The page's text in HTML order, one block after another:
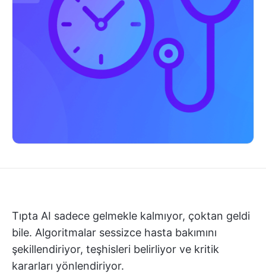
Tıpta AI sadece gelmekle kalmıyor, çoktan geldi
bile. Algoritmalar sessizce hasta bakımını
şekillendiriyor, teşhisleri belirliyor ve kritik
kararları yönlendiriyor.